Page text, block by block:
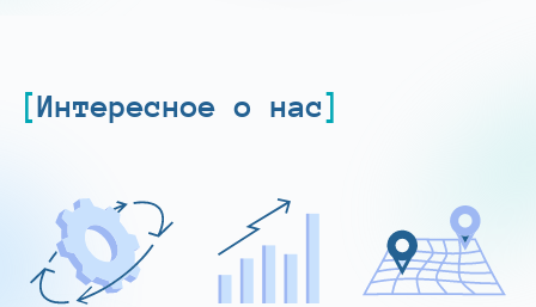
Интересное о нас